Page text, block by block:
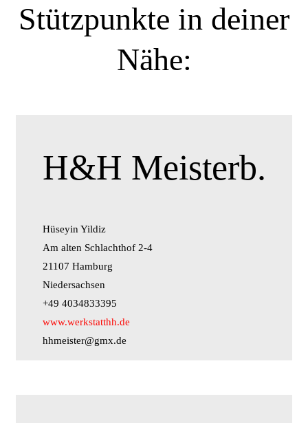
Stützpunkte in deiner
Nähe:
H&H Meisterb.
Hüseyin Yildiz
Am alten Schlachthof 2-4
21107 Hamburg
Niedersachsen
+49 4034833395
www.werkstatthh.de
hhmeister@gmx.de